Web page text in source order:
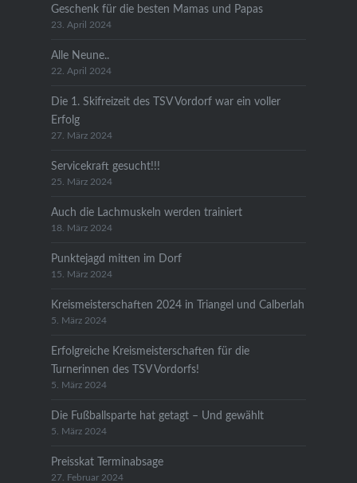
Geschenk für die besten Mamas und Papas
23. April 2024
Alle Neune..
22. April 2024
Die 1. Skifreizeit des TSV Vordorf war ein voller
Erfolg
27. März 2024
Servicekraft gesucht!!!
25. März 2024
Auch die Lachmuskeln werden trainiert
18. März 2024
Punktejagd mitten im Dorf
15. März 2024
Kreismeisterschaften 2024 in Triangel und Calberlah
5. März 2024
Erfolgreiche Kreismeisterschaften für die
Turnerinnen des TSV Vordorfs!
5. März 2024
Die Fußballsparte hat getagt – Und gewählt
5. März 2024
Preisskat Terminabsage
27. Februar 2024